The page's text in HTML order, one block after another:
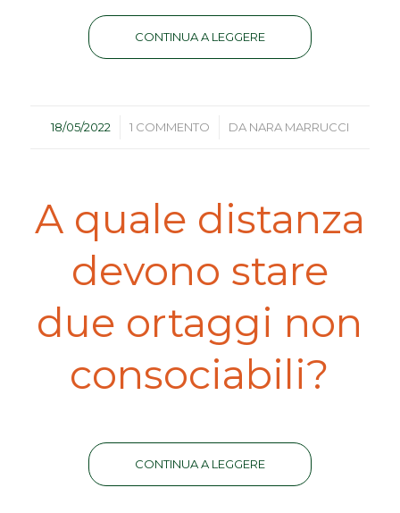
CONTINUA A LEGGERE
18/05/2022
/ 1 COMMENTO
/ DA NARA MARRUCCI
A quale distanza
devono stare
due ortaggi non
consociabili?
CONTINUA A LEGGERE